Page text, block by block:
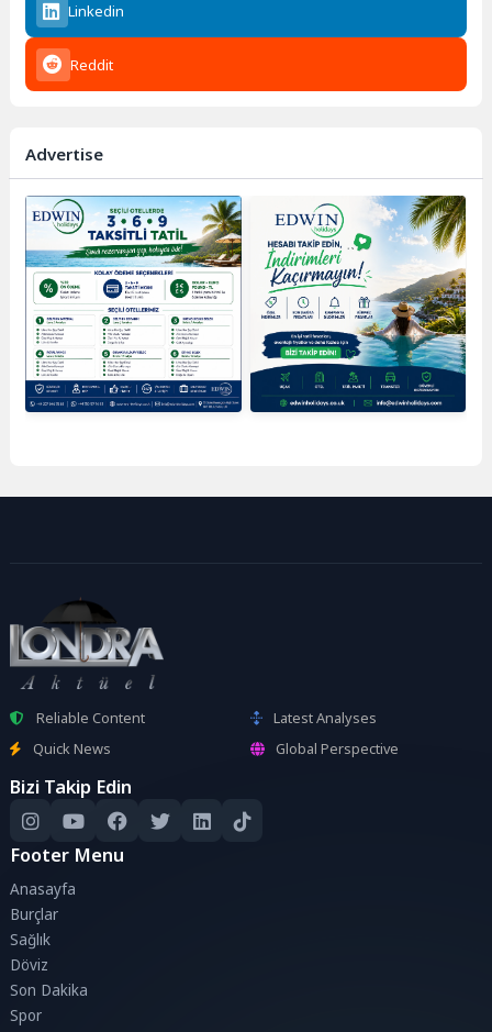
Linkedin
Reddit
Advertise
Reliable Content
Latest Analyses
Quick News
Global Perspective
Bizi Takip Edin
Footer Menu
Anasayfa
Burçlar
Sağlık
Döviz
Son Dakika
Spor